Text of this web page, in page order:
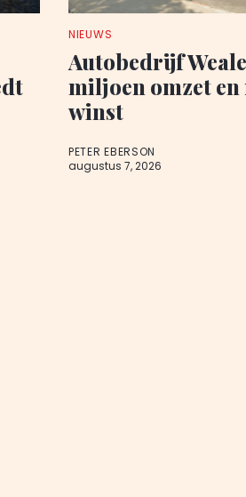
NIEUWS
Autobedrijf
miljoen omzet en
winst
PETER EBERSON
augustus 7, 2026